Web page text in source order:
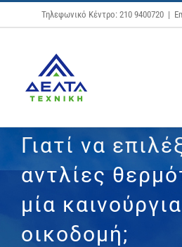
Μετάβαση
στο
Τηλεφωνικό Κέντρο: 210 9400720 |
Γιατί να
αντλίες
μία καινούργια
οικοδομή;